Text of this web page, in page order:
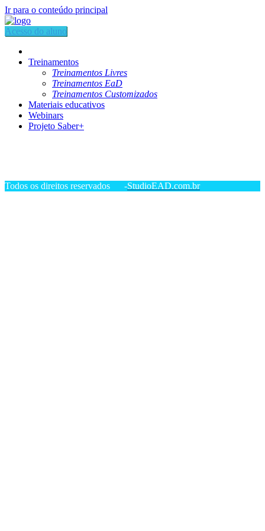
Ir para o conteúdo principal
Acesso do aluno
Treinamentos
Treinamentos Livres
Treinamentos EaD
Treinamentos Customizados
Materiais educativos
Webinars
Projeto Saber+
Todos os direitos reservados -StudioEAD.com.br